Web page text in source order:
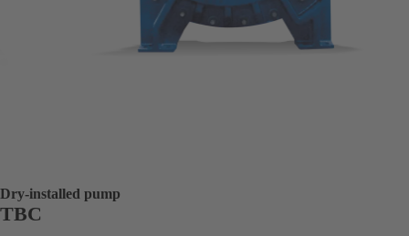
Dry-installed pump
TBC